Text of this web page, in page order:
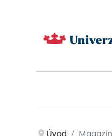
Úvod